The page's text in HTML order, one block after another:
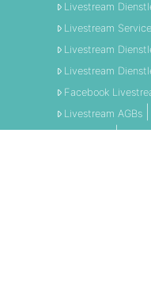
Livestream
Livestream
Livestream
Livestream
Facebook
Livestream AGBs